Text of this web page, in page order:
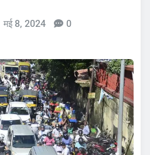
मई 8, 2024 0